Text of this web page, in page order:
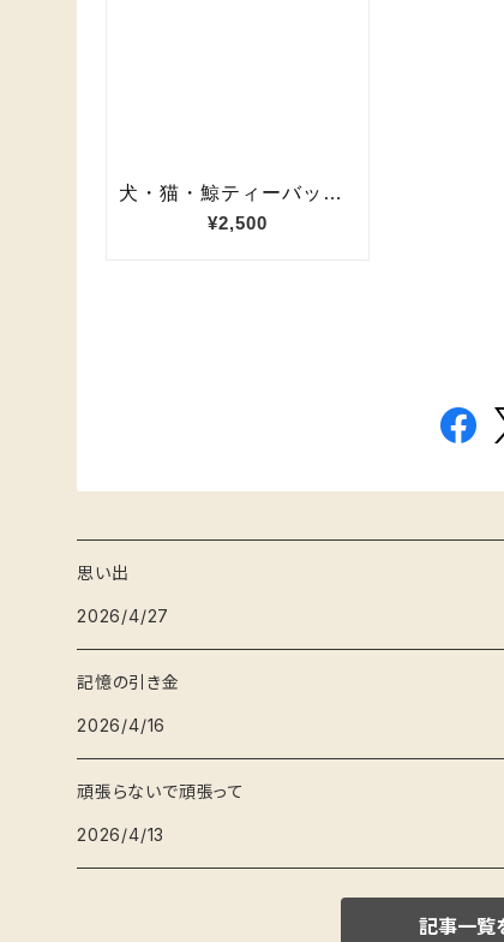
思い出
2026/4/27
記憶の引き金
2026/4/16
頑張らないで頑張って
2026/4/13
記事一覧